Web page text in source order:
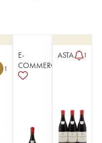
1
E-
COMMERCE
ASTA 1